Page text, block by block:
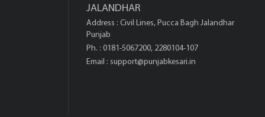
JALANDHAR
Address : Civil Lines, Pucca Bagh Jalandhar
Punjab
Ph. : 0181-5067200, 2280104-107
Email : support@punjabkesari.in